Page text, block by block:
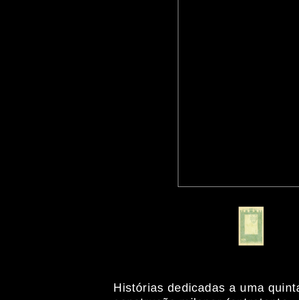
Histórias dedicadas a uma